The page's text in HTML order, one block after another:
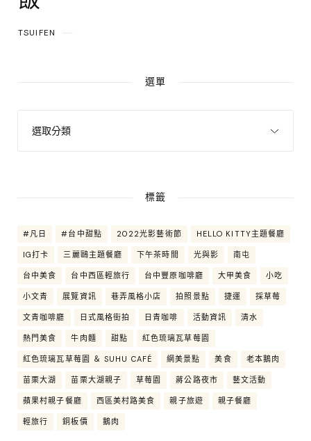
TSUIFEN
選單
標籤
#凡日 #台中甜點 2022光影藝術節 HELLO KITTY主題餐廳
IG打卡 三麗鷗主題餐廳 下午茶時間 光與影 南屯
台中美食 台中西區輕旅行 台中豐原咖啡廳 大甲美食 小吃
小文青 展覽資訊 巷弄風格小店 拍照景點 捷運 採草莓
文青咖啡廳 日式風格街拍 日青咖啡 活動資訊 清水
熱門美食 牛肉麵 甜點 紅色琉璃瓦草莓園
紅色琉璃瓦草莓園 ＆ SUHU CAFÉ 網美景點 美食 老本鵝肉
苗栗大湖 苗栗大湖親子 草莓園 蔣公路夜市 藝文活動
蘋果村親子餐廳 西區美村路美食 親子旅遊 親子餐廳
輕旅行 銅板價 鵝肉